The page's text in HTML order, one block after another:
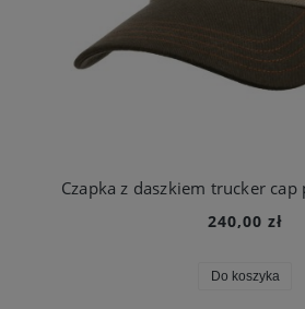
240,00 zł
Do koszyka